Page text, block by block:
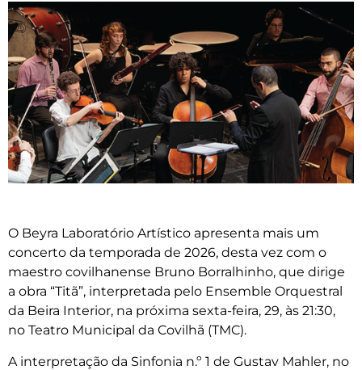
O Beyra Laboratório Artístico apresenta mais um
concerto da temporada de 2026, desta vez com o
maestro covilhanense Bruno Borralhinho, que dirige
a obra “Titã”, interpretada pelo Ensemble Orquestral
da Beira Interior, na próxima sexta-feira, 29, às 21:30,
no Teatro Municipal da Covilhã (TMC).
A interpretação da Sinfonia n.º 1 de Gustav Mahler, no